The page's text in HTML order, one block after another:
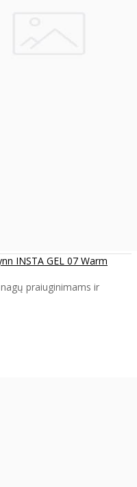
INSTA GEL 07 Warm
praiuginimams ir